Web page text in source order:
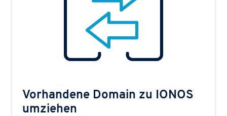
Vorhandene Domain zu IONOS
umziehen